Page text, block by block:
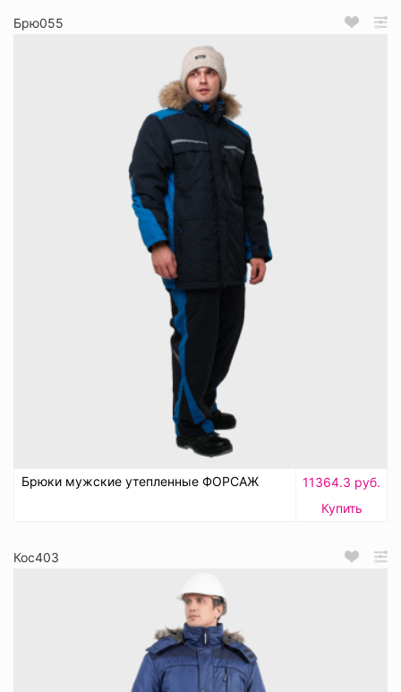
Брю055
Брюки мужские утепленные ФОРСАЖ
11364.3 руб.
Купить
Кос403